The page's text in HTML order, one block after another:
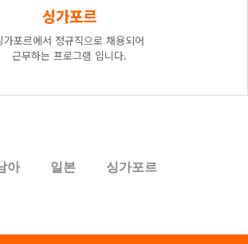
싱가포르
가포르에서 정규직으로 채용되어
근무하는 프로그램 입니다.
아 일본 싱가포르